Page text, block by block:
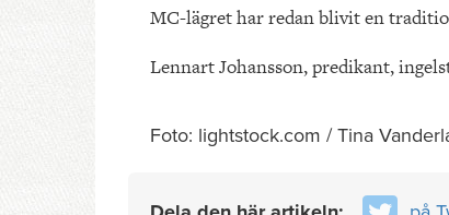
MC-lägret har redan blivit en
Lennart Johansson, predikant,
Foto: lightstock.com / Tina